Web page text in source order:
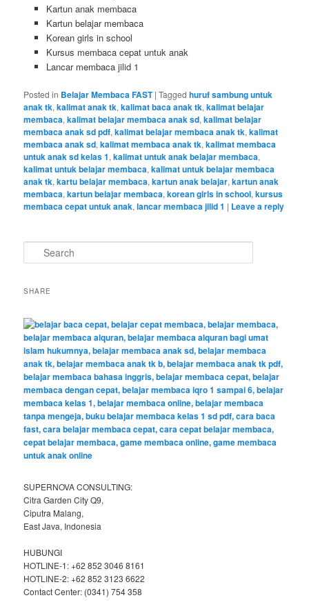
Kartun anak membaca
Kartun belajar membaca
Korean girls in school
Kursus membaca cepat untuk anak
Lancar membaca jilid 1
Posted in Belajar Membaca FAST |Tagged huruf sambung untuk
anak tk,kalimat anak tk,kalimat baca anak tk,kalimat belajar
membaca,kalimat belajar membaca anak sd,kalimat belajar
membaca anak sd pdf,kalimat belajar membaca anak tk,kalimat
membaca anak sd,kalimat membaca anak tk,kalimat membaca
untuk anak sd kelas 1,kalimat untuk anak belajar membaca,
kalimat untuk belajar membaca,kalimat untuk belajar membaca
anak tk,kartu belajar membaca,kartun anak belajar,kartun anak
membaca,kartun belajar membaca,korean girls in school,kursus
membaca cepat untuk anak,lancar membaca jilid 1 | Leave a reply
e
rSHARE
SUPERNOVA CONSULTING:
Citra Garden City Q9,
Ciputra Malang,
East Java, Indonesia
HUBUNGI
HOTLINE-1: +62 852 3046 8161
HOTLINE-2: +62 852 3123 6622
Contact Center: (0341) 754 358